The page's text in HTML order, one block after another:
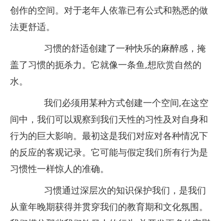
创作的空间。对于老年人依靠已有公式和熟悉的做
法更舒适。
习惯的舒适创建了一种快乐的麻醉感，掩
盖了习惯的扼杀力。它就像一条鱼,想欣赏自然的
水。
我们必须用某种方式创建一个空间,在这空
间中，我们可以观察到我们天性的习性及对自身和
行为的巨大影响。最初这是我们对应对各种情况下
的反应的客观记录。它可能与假定我们所有行为是
习惯性一样惊人的准确。
习惯通过深层次的知识保护我们，是我们
从童年晚期获得并贯穿我们的教育期和文化氛围。